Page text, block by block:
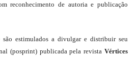
reconhecimento de autoria e publicação
são estimulados a divulgar e distribuir seu
(posprint) publicada pela revistaVértices